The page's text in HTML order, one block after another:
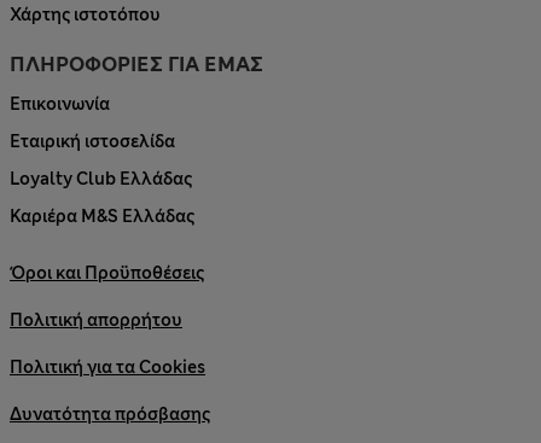
Χάρτης ιστοτόπου
ΠΛΗΡΟΦΟΡΙΕΣ ΓΙΑ ΕΜΑΣ
Επικοινωνία
Εταιρική ιστοσελίδα
Loyalty Club Ελλάδας
Καριέρα M&S Ελλάδας
Όροι και Προϋποθέσεις
Πολιτική απορρήτου
Πολιτική για τα Cookies
Δυνατότητα πρόσβασης